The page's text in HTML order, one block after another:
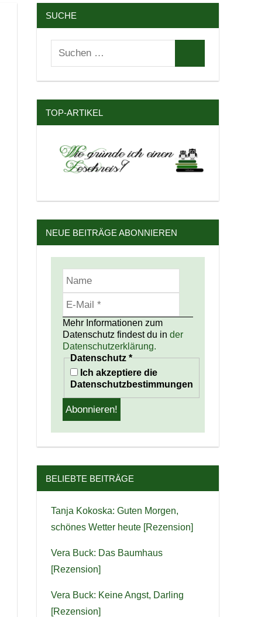
SUCHE
Suchen
nach:
TOP-ARTIKEL
NEUE BEITRÄGE ABONNIEREN
Mehr Informationen zum
Datenschutz findest du in der
Datenschutzerklärung.
Datenschutz *
Ich akzeptiere die
Datenschutzbestimmungen
BELIEBTE BEITRÄGE
Tanja Kokoska: Guten Morgen,
schönes Wetter heute [Rezension]
Vera Buck: Das Baumhaus
[Rezension]
Vera Buck: Keine Angst, Darling
[Rezension]